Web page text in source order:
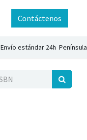
Contáctenos
Envío estándar 24h Península